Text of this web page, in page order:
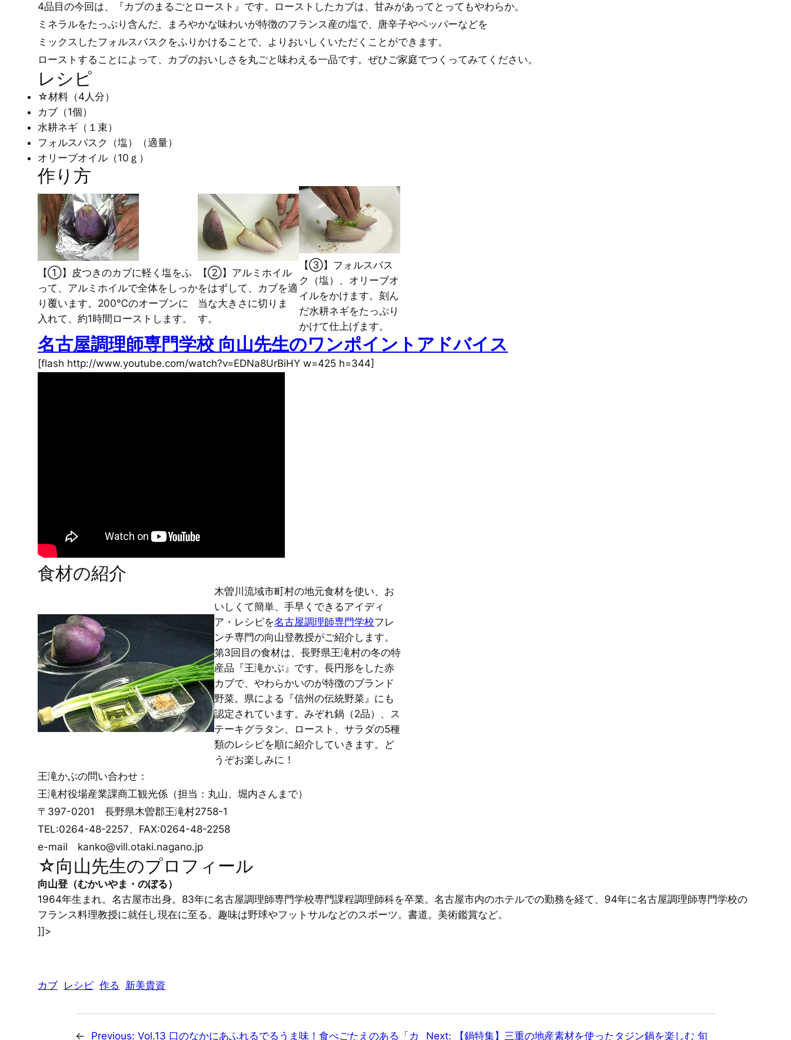
4品目の今回は、『カブのまるごとロースト』です。ローストしたカブは、甘みがあってとってもやわらか。
ミネラルをたっぷり含んだ、まろやかな味わいが特徴のフランス産の塩で、唐辛子やペッパーなどを
ミックスしたフォルスバスクをふりかけることで、よりおいしくいただくことができます。
ローストすることによって、カブのおいしさを丸ごと味わえる一品です。ぜひご家庭でつくってみてください。
レシピ
☆材料（4人分）
カブ（1個）
水耕ネギ（１束）
フォルスバスク（塩）（適量）
オリーブオイル（10ｇ）
作り方
【①】皮つきのカブに軽く塩をふ
って、アルミホイルで全体をしっか
り覆います。200℃のオーブンに
入れて、約1時間ローストします。
【②】アルミホイル
をはずして、カブを適
当な大きさに切りま
す。
【③】フォルスバス
ク（塩）、オリーブオ
イルをかけます。刻ん
だ水耕ネギをたっぷり
かけて仕上げます。
名古屋調理師専門学校 向山先生のワンポイントアドバイス
[flash http://www.youtube.com/watch?v=EDNa8UrBiHY w=425 h=344]
食材の紹介
木曽川流域市町村の地元食材を使い、お
いしくて簡単、手早くできるアイディ
ア・レシピを名古屋調理師専門学校フレ
ンチ専門の向山登教授がご紹介します。
第3回目の食材は、長野県王滝村の冬の特
産品『王滝かぶ』です。長円形をした赤
カブで、やわらかいのが特徴のブランド
野菜。県による『信州の伝統野菜』にも
認定されています。みぞれ鍋（2品）、ス
テーキグラタン、ロースト、サラダの5種
類のレシピを順に紹介していきます。ど
うぞお楽しみに！
王滝かぶの問い合わせ：
王滝村役場産業課商工観光係（担当：丸山、堀内さんまで）
〒397-0201 長野県木曽郡王滝村2758-1
TEL:0264-48-2257、FAX:0264-48-2258
e-mail kanko@vill.otaki.nagano.jp
☆向山先生のプロフィール
向山登（むかいやま・のぼる）
1964年生まれ。名古屋市出身。83年に名古屋調理師専門学校専門課程調理師科を卒業。名古屋市内のホテルでの勤務を経て、94年に名古屋調理師専門学校の
フランス料理教授に就任し現在に至る。趣味は野球やフットサルなどのスポーツ。書道。美術鑑賞など。
]]>
カブ レシピ 作る 新美貴資
← Previous: Vol.13 口のなかにあふれるでるうま味！食べごたえのある「カ Next: 【鍋特集】三重の地産素材を使ったタジン鍋を楽しむ 旬